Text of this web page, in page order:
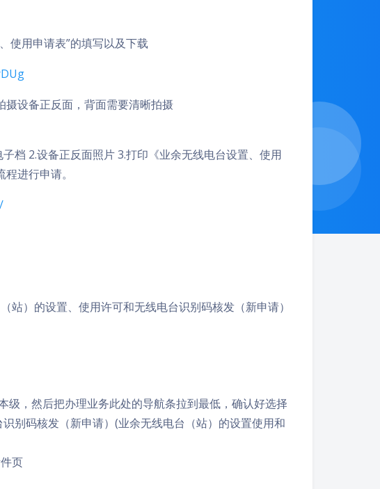
使用申请表”的填写以及下载
设备正反面，背面需要清晰拍摄
档 2.设备正反面照片 3.打印《业余无线电台设置、使用
进行申请。
站）的设置、使用许可和无线电台识别码核发（新申请）
，然后把办理业务此处的导航条拉到最低，确认好选择
别码核发（新申请）(业余无线电台（站）的设置使用和
页